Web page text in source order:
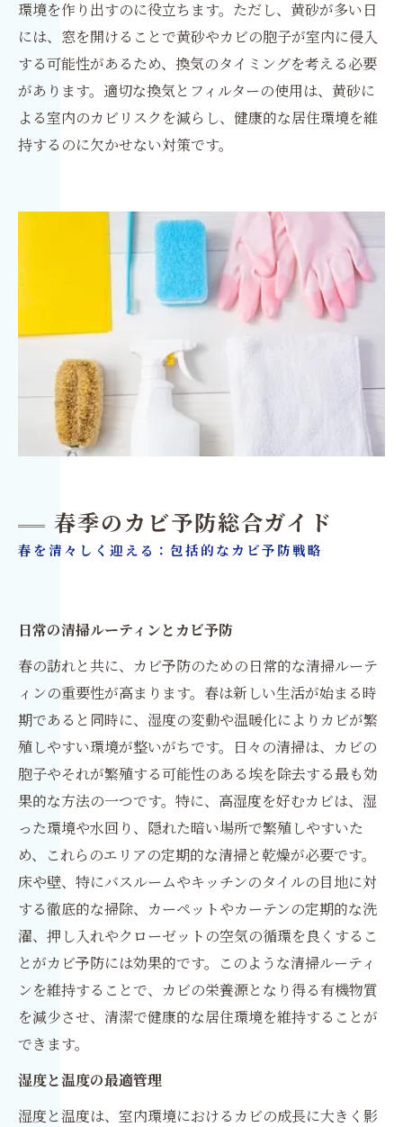
環境を作り出すのに役立ちます。ただし、黄砂が多い日
には、窓を開けることで黄砂やカビの胞子が室内に侵入
する可能性があるため、換気のタイミングを考える必要
があります。適切な換気とフィルターの使用は、黄砂に
よる室内のカビリスクを減らし、健康的な居住環境を維
持するのに欠かせない対策です。
春季のカビ予防総合ガイド
春を清々しく迎える：包括的なカビ予防戦略
日常の清掃ルーティンとカビ予防
春の訪れと共に、カビ予防のための日常的な清掃ルーテ
ィンの重要性が高まります。春は新しい生活が始まる時
期であると同時に、湿度の変動や温暖化によりカビが繁
殖しやすい環境が整いがちです。日々の清掃は、カビの
胞子やそれが繁殖する可能性のある埃を除去する最も効
果的な方法の一つです。特に、高湿度を好むカビは、湿
った環境や水回り、隠れた暗い場所で繁殖しやすいた
め、これらのエリアの定期的な清掃と乾燥が必要です。
床や壁、特にバスルームやキッチンのタイルの目地に対
する徹底的な掃除、カーペットやカーテンの定期的な洗
濯、押し入れやクローゼットの空気の循環を良くするこ
とがカビ予防には効果的です。このような清掃ルーティ
ンを維持することで、カビの栄養源となり得る有機物質
を減少させ、清潔で健康的な居住環境を維持することが
できます。
湿度と温度の最適管理
湿度と温度は、室内環境におけるカビの成長に大きく影